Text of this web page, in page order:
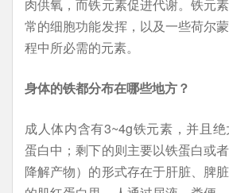
肉供氧，而铁元素促进代谢。铁元
常的细胞功能发挥，以及一些荷尔
程中所必需的元素。
身体的铁都分布在哪些地方？
成人体内含有3~4g铁元素，并且
蛋白中；剩下的则主要以铁蛋白或
降解产物）的形式存在于肝脏、脾